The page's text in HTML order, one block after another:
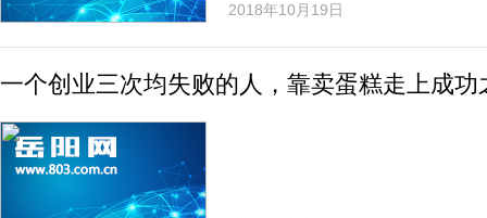
2018年10月19日
一个创业三次均失败的人，靠卖蛋糕走上成功